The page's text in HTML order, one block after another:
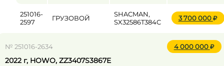
251016-
2597
ГРУЗОВОЙ
SHACMAN,
SX32586T384C
3 700 000
№ 251016-2634 4 000 000
2022 г, HOWO, ZZ3407S3867E